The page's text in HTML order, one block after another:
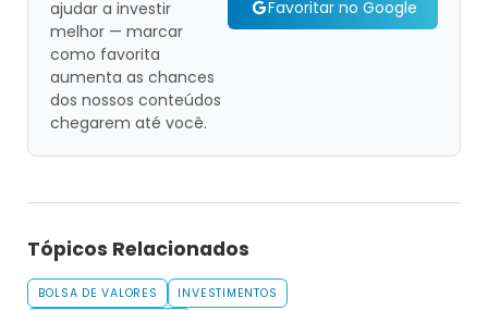
ajudar a investir
melhor — marcar
como favorita
aumenta as chances
dos nossos conteúdos
chegarem até você.
Favoritar no Google
Tópicos Relacionados
BOLSA DE VALORES
INVESTIMENTOS